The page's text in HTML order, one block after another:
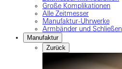
Große Komplikationen
Alle Zeitmesser
Manufaktur-Uhrwerke
Armbänder und Schließen
Manufaktur
Zurück